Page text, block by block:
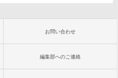
お問い合わせ
編集部へのご連絡